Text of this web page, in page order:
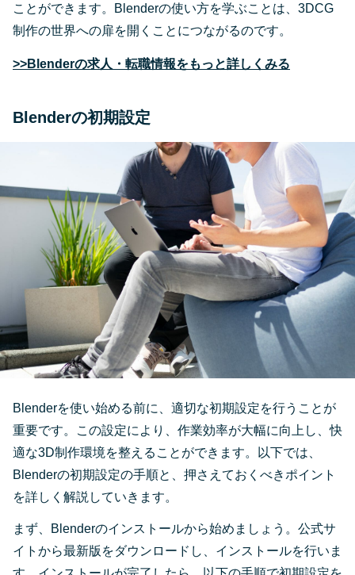
ことができます。Blenderの使い方を学ぶことは、3DCG
制作の世界への扉を開くことにつながるのです。
>>Blenderの求人・転職情報をもっと詳しくみる
Blenderの初期設定
Blenderを使い始める前に、適切な初期設定を行うことが
重要です。この設定により、作業効率が大幅に向上し、快
適な3D制作環境を整えることができます。以下では、
Blenderの初期設定の手順と、押さえておくべきポイント
を詳しく解説していきます。
まず、Blenderのインストールから始めましょう。公式サ
イトから最新版をダウンロードし、インストールを行いま